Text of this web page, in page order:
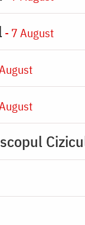
- 7 August